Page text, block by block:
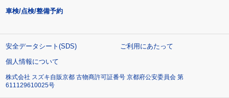
車検/点検/整備予約
安全データシート(SDS)
ご利用にあたって
個人情報について
株式会社 スズキ自販京都 古物商許可証番号 京都府公安委員会 第
611129610025号